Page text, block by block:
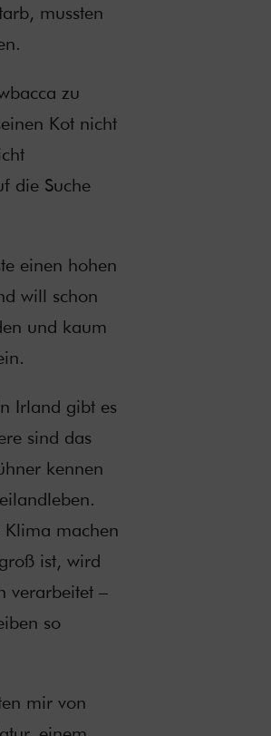
mussten
zu
Kot nicht
die Suche
einen hohen
will schon
und kaum
Irland gibt es
sind das
kennen
machen
ist, wird
verarbeitet –
so
mir von